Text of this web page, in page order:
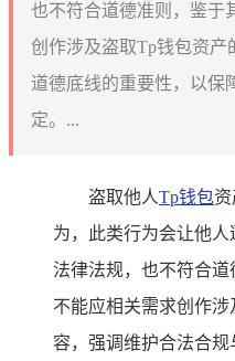
也不符合道德准则，鉴于
创作涉及盗取Tp钱包资产
道德底线的重要性，以保
定。...
盗取他人Tp钱包
为，此类行为会让他
法律法规，也不符合道
不能应相关需求创作涉
容，强调维护合法合